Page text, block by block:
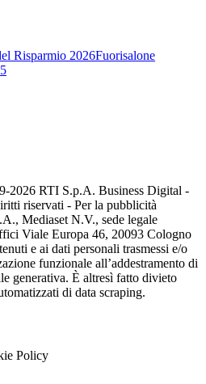
Risparmio 2026Fuorisalone
2026 RTI S.p.A. Business Digital -
riservati - Per la pubblicità
Mediaset N.V., sede legale
Viale Europa 46, 20093 Cologno
e ai dati personali trasmessi e/o
funzionale all’addestramento di
generativa. È altresì fatto divieto
di data scraping.
Policy